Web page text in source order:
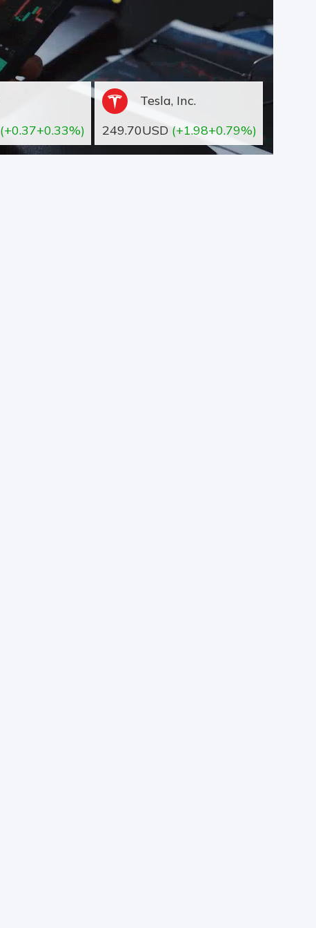
(+0.37+0.33%)
Tesla, Inc.
249.70USD (+1.98+0.79%)